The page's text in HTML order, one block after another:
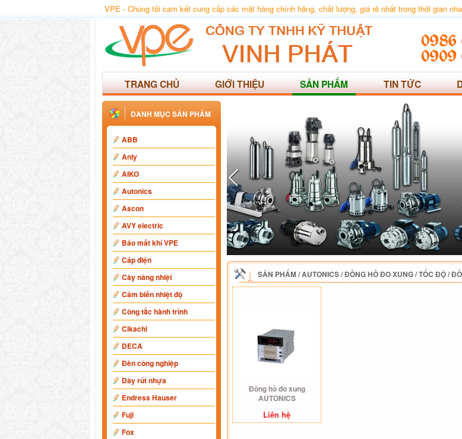
VPE - Chúng tôi cam kết cung cấp các mặt hàng chính hãng, chất lượng, giá rẻ nhất trong thời gian
TRANG CHỦ GIỚI THIỆU SẢN PHẨM TIN TỨC
DANH MỤC SẢN PHẨM
ABB
Anly
AIKO
Autonics
Ascon
AVY electric
Báo mất khí VPE
Cáp điện
Cây nâng nhiệt
Cảm biến nhiệt độ
Công tắc hành trình
Cikachi
DECA
Đèn công nghiệp
Dây rút nhựa
Endress Hauser
Fuji
Fox
SẢN PHẨM/AUTONICS/ĐỒNG HỒ ĐO XUNG / TỐC ĐỘ/
Đồng hồ đo xung
AUTONICS
Liên hệ